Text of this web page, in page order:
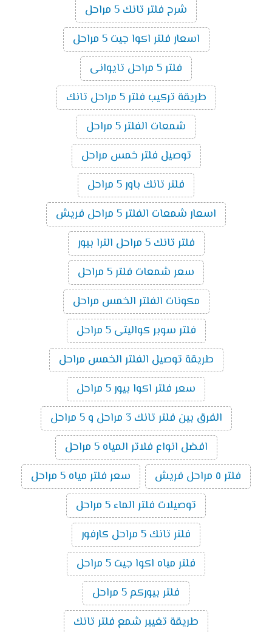
شرح فلتر تانك 5 مراحل
اسعار فلتر اكوا جيت 5 مراحل
فلتر 5 مراحل تايوانى
طريقة تركيب فلتر 5 مراحل تانك
شمعات الفلتر 5 مراحل
توصيل فلتر خمس مراحل
فلتر تانك باور 5 مراحل
اسعار شمعات الفلتر 5 مراحل فريش
فلتر تانك 5 مراحل الترا بيور
سعر شمعات فلتر 5 مراحل
مكونات الفلتر الخمس مراحل
فلتر سوبر كواليتى 5 مراحل
طريقة توصيل الفلتر الخمس مراحل
سعر فلتر اكوا بيور 5 مراحل
الفرق بين فلتر تانك 3 مراحل و 5 مراحل
افضل انواع فلاتر المياه 5 مراحل
فلتر ٥ مراحل فريش
سعر فلتر مياه 5 مراحل
توصيلات فلتر الماء 5 مراحل
فلتر تانك 5 مراحل كارفور
فلتر مياه اكوا جيت 5 مراحل
فلتر بيوركم 5 مراحل
طريقة تغيير شمع فلتر تانك